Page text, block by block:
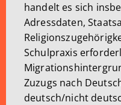
handelt es sich
Adressdaten,
Schulpraxis
Zuzugs nach
deutsch/nicht